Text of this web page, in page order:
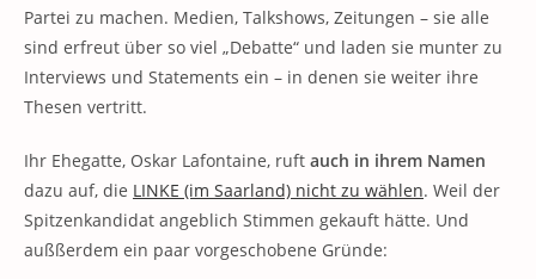
Partei zu machen. Medien, Talkshows, Zeitungen – sie alle
sind erfreut über so viel „Debatte“ und laden sie munter zu
Interviews und Statements ein – in denen sie weiter ihre
Thesen vertritt.
Ihr Ehegatte, Oskar Lafontaine, ruft auch in ihrem Namen
dazu auf, die LINKE (im Saarland) nicht zu wählen. Weil der
Spitzenkandidat angeblich Stimmen gekauft hätte. Und
außßerdem ein paar vorgeschobene Gründe: